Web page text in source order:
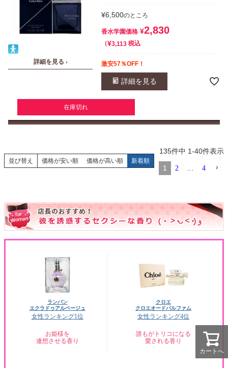
詳細を見る ›
¥6,500のところ
香水学園価格 ¥2,830
¥3,113 税込
激安57％OFF！
詳細を見る
在庫切れ
並び替え 価格が安い順 価格が高い順 新着順
135件中 1-40件表示
1 2 4
ランバン
エクラドゥアルページュ
女性ランキング1位
お姫様を
連想させる香り
クロエ
クロエオードパルファム
女性ランキング4位
誰もがトリコになる
愛される香り
カートへ